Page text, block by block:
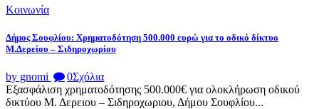
Κοινωνία
Δήμος Σουφλίου: Χρηματοδότηση 500.000 ευρώ για το οδικό δίκτυο
Μ.Δερείου – Σιδηροχωρίου
by gnomi 0Σχόλια
Εξασφάλιση χρηματοδότησης 500.000€ για ολοκλήρωση οδικού
δικτύου Μ. Δερειου – Σιδηροχωριου, Δήμου Σουφλίου...